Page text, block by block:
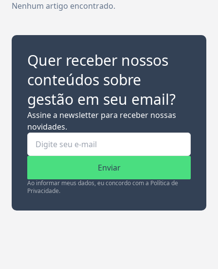
Nenhum artigo encontrado.
Quer receber nossos
conteúdos sobre
gestão em seu email?
Assine a newsletter para receber nossas
novidades.
Enviar
Ao informar meus dados, eu concordo com a Política de
Privacidade.